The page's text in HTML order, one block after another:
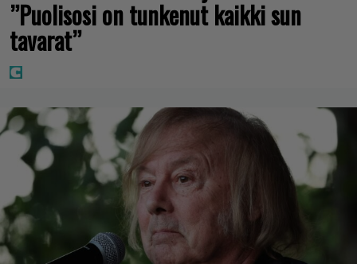
”Puolisosi on tunkenut kaikki sun
tavarat”